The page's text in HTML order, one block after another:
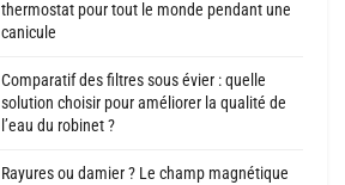
thermostat pour tout le monde pendant une
canicule
Comparatif des filtres sous évier : quelle
solution choisir pour améliorer la qualité de
l’eau du robinet ?
Rayures ou damier ? Le champ magnétique